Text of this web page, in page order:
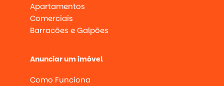
Apartamentos
Comerciais
Barracões e Galpões
Anunciar um imóvel
Como Funciona